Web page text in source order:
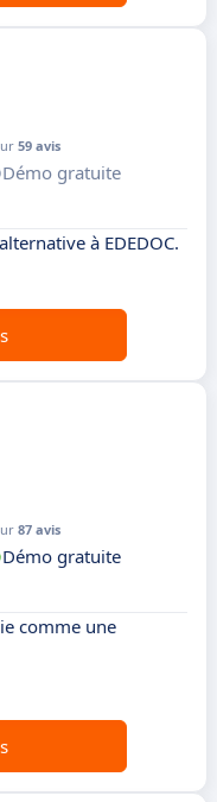
59 avis
Démo gratuite
à EDEDOC.
87 avis
Démo gratuite
comme une